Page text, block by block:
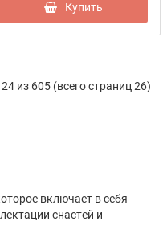
Купить
из 605 (всего страниц 26)
включает в себя
снастей и